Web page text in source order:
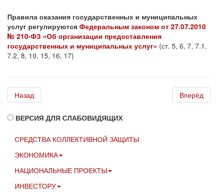
Правила оказания государственных и муниципальных
услуг регулируются Федеральным законом от 27.07.2010
№ 210-ФЗ «Об организации предоставления
государственных и муниципальных услуг» (ст. 5, 6, 7, 7.1,
7.2, 8, 10, 15, 16, 17)
Назад Вперёд
ВЕРСИЯ ДЛЯ СЛАБОВИДЯЩИХ
СРЕДСТВА КОЛЛЕКТИВНОЙ ЗАЩИТЫ
ЭКОНОМИКА
НАЦИОНАЛЬНЫЕ ПРОЕКТЫ
ИНВЕСТОРУ